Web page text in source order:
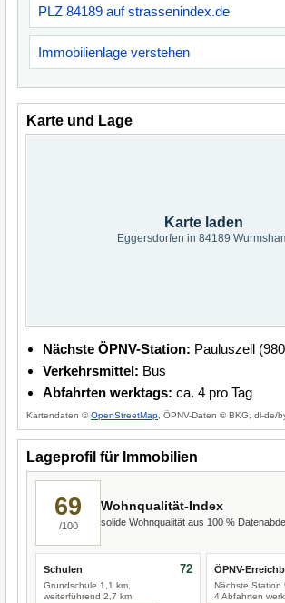
PLZ 84189 auf strassenindex.de
Immobilienlage verstehen
Karte und Lage
Karte laden
Eggersdorfen in 84189
Nächste ÖPNV-Station: Pauluszell
Verkehrsmittel: Bus
Abfahrten werktags: ca. 4 pro Tag
Kartendaten ©OpenStreetMap , ÖPNV-Daten © BKG, dl-de/
Lageprofil für Immobilien
69
/100
Wohnqualität-Index
solide Wohnqualität aus 100 %
Schulen
Grundschule 1,1 km,
weiterführend 2,7 km
72 ÖPNV-
Nächste Station
4 Abfahrten